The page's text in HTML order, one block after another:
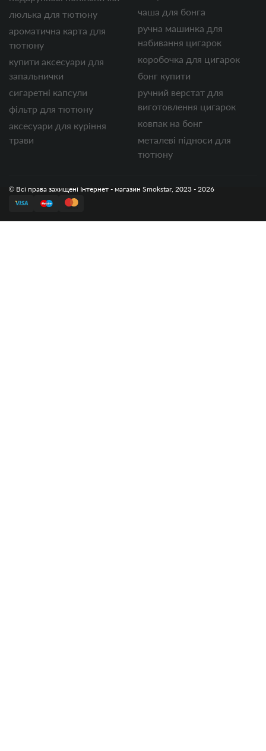
люлька для тютюну
ароматична карта для
тютюну
купити аксесуари для
запальнички
сигаретні капсули
фільтр для тютюну
аксесуари для куріння
трави
чаша для бонга
ручна машинка для
набивання цигарок
коробочка для цигарок
бонг купити
ручний верстат для
виготовлення цигарок
ковпак на бонг
металеві підноси для
тютюну
© Всі права захищені Інтернет - магазин Smokstar, 2023 - 2026